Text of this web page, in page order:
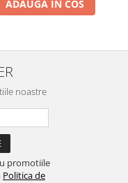
ADAUGA IN COS
noastre
promotiile
Politica de